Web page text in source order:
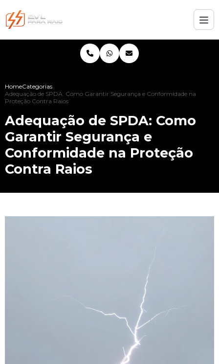
HomeCategorias
Adequação de SPDA: Como Garantir Segurança e Conformidade na
Proteção Contra Raios
Adequação de SPDA: Como
Garantir Segurança e
Conformidade na Proteção
Contra Raios